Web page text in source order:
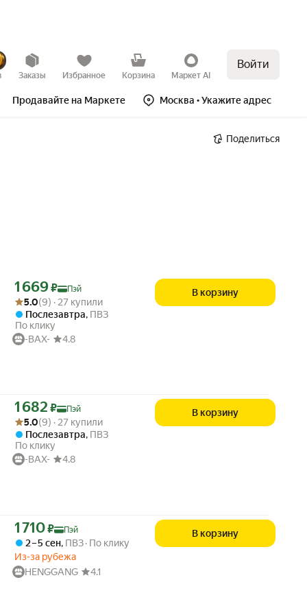
Заказы Избранное Корзина Маркет AI
Войти
Продавайте на Маркете Москва • Укажите адрес
Поделиться
Цена с картой Яндекс Пэй 1669 ₽ вместо
1 669₽
Пэй
Рейтинг товара: 5.0 из 5
Оценок: (9) · 27 купили
5.0(9) · 27 купили
Послезавтра, ПВЗ
По клику
-BAX-
4.8
В корзину
Цена с картой Яндекс Пэй 1682 ₽ вместо
1 682 ₽
Пэй
Рейтинг товара: 5.0 из 5
Оценок: (9) · 27 купили
5.0(9) · 27 купили
Послезавтра, ПВЗ
По клику
-BAX-
4.8
В корзину
Цена с картой Яндекс Пэй 1710 ₽ вместо
1 710₽ Пэй
2 – 5 сен, ПВЗ По клику
Из-за рубежа
HENGGANG
4.1
В корзину